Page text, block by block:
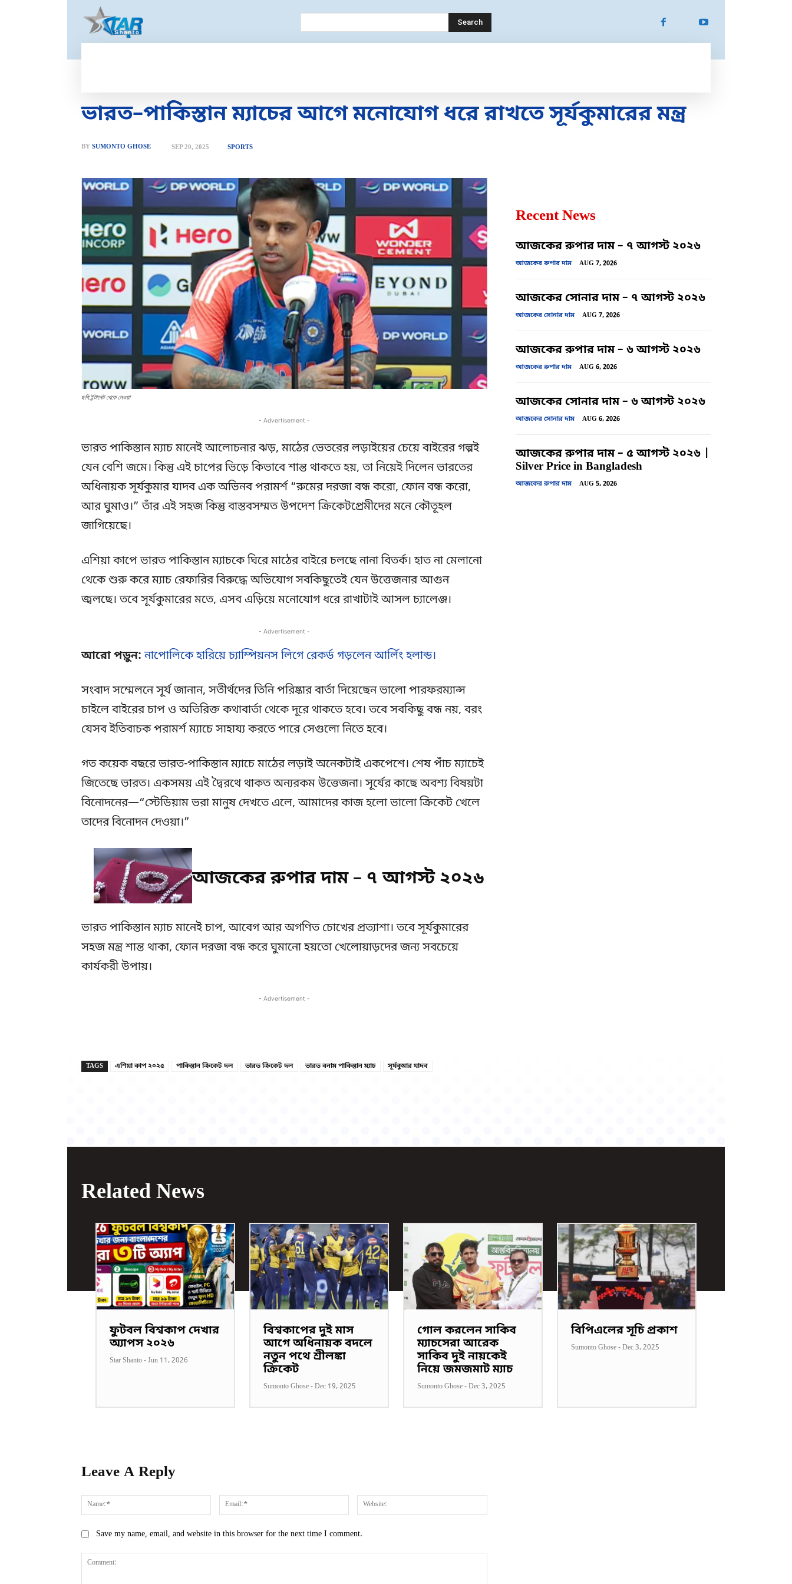
Search
ভারত–পাকিস্তান ম্যাচের আগে মনোযোগ ধরে রাখতে সূর্যকুমারের মন্ত্র
BY SUMONTO GHOSE SEP 20, 2025 SPORTS
ছবি:ইন্টানেট থেকে নেওয়া
- Advertisement -
ভারত পাকিস্তান ম্যাচ মানেই আলোচনার ঝড়, মাঠের ভেতরের লড়াইয়ের চেয়ে বাইরের গল্পই
যেন বেশি জমে। কিন্তু এই চাপের ভিড়ে কিভাবে শান্ত থাকতে হয়, তা নিয়েই দিলেন ভারতের
অধিনায়ক সূর্যকুমার যাদব এক অভিনব পরামর্শ “রুমের দরজা বন্ধ করো, ফোন বন্ধ করো,
আর ঘুমাও।” তাঁর এই সহজ কিন্তু বাস্তবসম্মত উপদেশ ক্রিকেটপ্রেমীদের মনে কৌতূহল
জাগিয়েছে।
এশিয়া কাপে ভারত পাকিস্তান ম্যাচকে ঘিরে মাঠের বাইরে চলছে নানা বিতর্ক। হাত না মেলানো
থেকে শুরু করে ম্যাচ রেফারির বিরুদ্ধে অভিযোগ সবকিছুতেই যেন উত্তেজনার আগুন
জ্বলছে। তবে সূর্যকুমারের মতে, এসব এড়িয়ে মনোযোগ ধরে রাখাটাই আসল চ্যালেঞ্জ।
- Advertisement -
আরো পড়ুন: নাপোলিকে হারিয়ে চ্যাম্পিয়নস লিগে রেকর্ড গড়লেন আর্লিং হলান্ড।
সংবাদ সম্মেলনে সূর্য জানান, সতীর্থদের তিনি পরিষ্কার বার্তা দিয়েছেন ভালো পারফরম্যান্স
চাইলে বাইরের চাপ ও অতিরিক্ত কথাবার্তা থেকে দূরে থাকতে হবে। তবে সবকিছু বন্ধ নয়, বরং
যেসব ইতিবাচক পরামর্শ ম্যাচে সাহায্য করতে পারে সেগুলো নিতে হবে।
গত কয়েক বছরে ভারত-পাকিস্তান ম্যাচে মাঠের লড়াই অনেকটাই একপেশে। শেষ পাঁচ ম্যাচেই
জিতেছে ভারত। একসময় এই দ্বৈরথে থাকত অন্যরকম উত্তেজনা। সূর্যের কাছে অবশ্য বিষয়টা
বিনোদনের—“স্টেডিয়াম ভরা মানুষ দেখতে এলে, আমাদের কাজ হলো ভালো ক্রিকেট খেলে
তাদের বিনোদন দেওয়া।”
আজকের রুপার দাম – ৭ আগস্ট ২০২৬
ভারত পাকিস্তান ম্যাচ মানেই চাপ, আবেগ আর অগণিত চোখের প্রত্যাশা। তবে সূর্যকুমারের
সহজ মন্ত্র শান্ত থাকা, ফোন দরজা বন্ধ করে ঘুমানো হয়তো খেলোয়াড়দের জন্য সবচেয়ে
কার্যকরী উপায়।
- Advertisement -
TAGS এশিয়া কাপ ২০২৫ পাকিস্তান ক্রিকেট দল ভারত ক্রিকেট দল ভারত বনাম পাকিস্তান ম্যাচ সূর্যকুমার যাদব
Recent News
আজকের রুপার দাম – ৭ আগস্ট ২০২৬
আজকের রুপার দাম AUG 7, 2026
আজকের সোনার দাম – ৭ আগস্ট ২০২৬
আজকের সোনার দাম AUG 7, 2026
আজকের রুপার দাম – ৬ আগস্ট ২০২৬
আজকের রুপার দাম AUG 6, 2026
আজকের সোনার দাম – ৬ আগস্ট ২০২৬
আজকের সোনার দাম AUG 6, 2026
আজকের রুপার দাম – ৫ আগস্ট ২০২৬ |
Silver Price in Bangladesh
আজকের রুপার দাম AUG 5, 2026
Related News
ফুটবল বিশ্বকাপ দেখার
অ্যাপস ২০২৬
Star Shanto-Jun 11, 2026
বিশ্বকাপের দুই মাস
আগে অধিনায়ক বদলে
নতুন পথে শ্রীলঙ্কা
ক্রিকেট
Sumonto Ghose-Dec 19, 2025
গোল করলেন সাকিব
ম্যাচসেরা আরেক
সাকিব দুই নায়কেই
নিয়ে জমজমাট ম্যাচ
Sumonto Ghose-Dec 3, 2025
বিপিএলের সূচি প্রকাশ
Sumonto Ghose-Dec 3, 2025
Leave A Reply
Name:* Email:*
Save my name, email, and website in this browser for the next time I comment.